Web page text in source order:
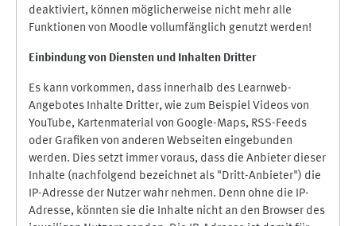
deaktiviert, können möglicherweise nicht mehr alle
Funktionen von Moodle vollumfänglich genutzt werden!
Einbindung von Diensten und Inhalten Dritter
Es kann vorkommen, dass innerhalb des Learnweb-
Angebotes Inhalte Dritter, wie zum Beispiel Videos von
YouTube, Kartenmaterial von Google-Maps, RSS-Feeds
oder Grafiken von anderen Webseiten eingebunden
werden. Dies setzt immer voraus, dass die Anbieter dieser
Inhalte (nachfolgend bezeichnet als "Dritt-Anbieter") die
IP-Adresse der Nutzer wahr nehmen. Denn ohne die IP-
Adresse, könnten sie die Inhalte nicht an den Browser des